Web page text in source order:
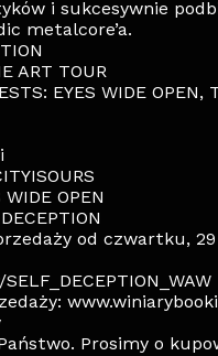
i sukcesywnie
metalcore’a.
ART TOUR
EYES WIDE OPEN,
OPEN
od czwartku,
Prosimy o